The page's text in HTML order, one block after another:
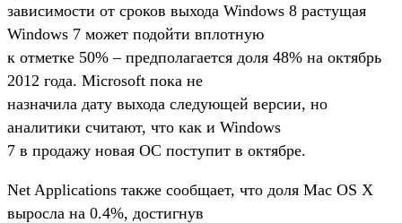
зависимости от сроков выхода Windows 8 растущая
Windows 7 может подойти вплотную
к отметке 50% – предполагается доля 48% на октябрь
2012 года. Microsoft пока не
назначила дату выхода следующей версии, но
аналитики считают, что как и Windows
7 в продажу новая ОС поступит в октябре.
Net Applications также сообщает, что доля Mac OS X
выросла на 0.4%, достигнув